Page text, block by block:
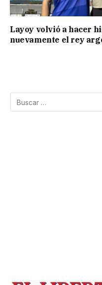
Layoy volvió a hacer
nuevamente el rey